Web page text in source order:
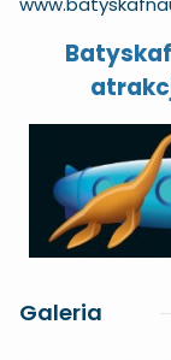
Galeria